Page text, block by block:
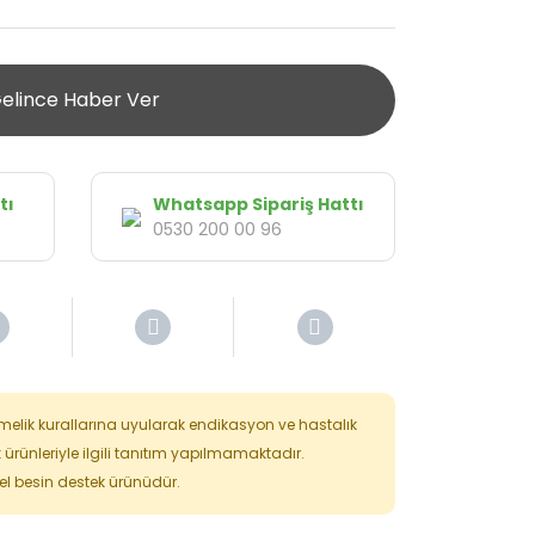
Haber Ver
Whatsapp Sipariş Hattı
0530 200 00 96
kurallarına uyularak endikasyon ve hastalık
ilgili tanıtım yapılmamaktadır.
besin destek ürünüdür.